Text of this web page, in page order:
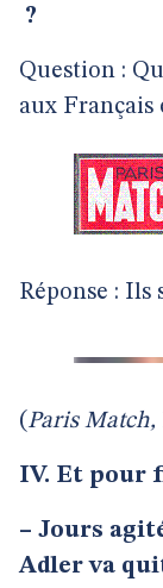
?
Question :
aux Français
Réponse : Ils
(Paris Match,
IV. Et pour
– Jours
Adler va